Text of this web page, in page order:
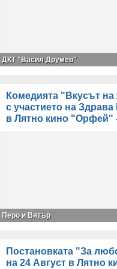
ДКТ "Васил Друмев"
Комедията "Вкусът
с участието на
в Лятно кино "Орфей"
Перо и Вятър
Постановката "За
на 24 Август в Лятно